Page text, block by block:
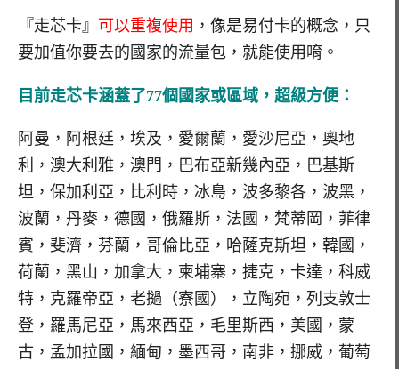
『走芯卡』 可以重複使用 ，像是易付卡的概念，只
要加值你要去的國家的流量包，就能使用唷。
目前走芯卡涵蓋了77個國家或區域，超級方便：
阿曼，阿根廷，埃及，愛爾蘭，愛沙尼亞，奧地
利，澳大利雅，澳門，巴布亞新幾內亞，巴基斯
坦，保加利亞，比利時，冰島，波多黎各，波黑，
波蘭，丹麥，德國，俄羅斯，法國，梵蒂岡，菲律
賓，斐濟，芬蘭，哥倫比亞，哈薩克斯坦，韓國，
荷蘭，黑山，加拿大，柬埔寨，捷克，卡達，科威
特，克羅帝亞，老撾（寮國），立陶宛，列支敦士
登，羅馬尼亞，馬來西亞，毛里斯西，美國，蒙
古，孟加拉國，緬甸，墨西哥，南非，挪威，葡萄